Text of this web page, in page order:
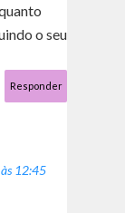
o seu
Responder
12:45